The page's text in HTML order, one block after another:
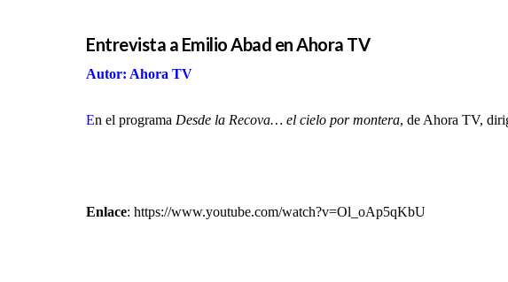
Entrevista a Emilio Abad en Ahora TV
Autor: Ahora TV
En el programa Desde la Recova… el cielo por montera, de Ahora TV,
Enlace: https://www.youtube.com/watch?v=Ol_oAp5qKbU